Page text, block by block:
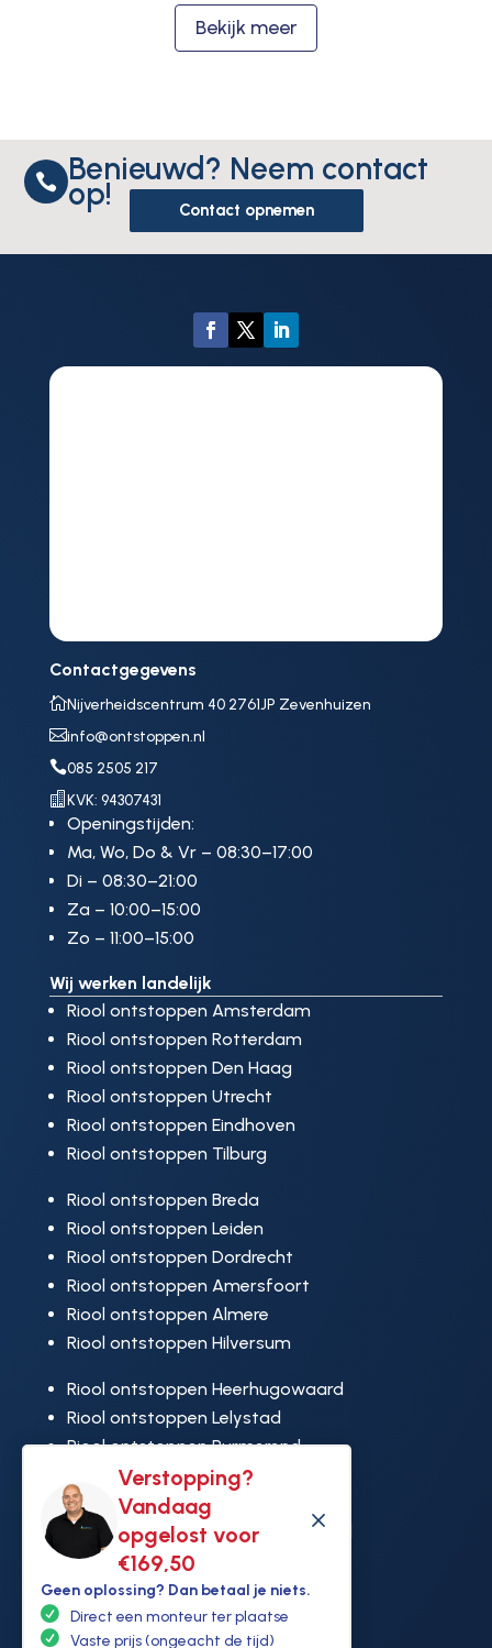
Bekijk meer
 Benieuwd? Neem contact
op! Contact opnemen
Verstopping?
Vandaag
opgelost voor
€169,50
M
Geen oplossing? Dan betaal je niets.
Direct een monteur ter plaatse
Vaste prijs (ongeacht de tijd)
Contactgegevens
Nijverheidscentrum 40 2761JP Zevenhuizen
info@ontstoppen.nl
085 2505 217
 KVK: 94307431
Openingstijden:
Ma, Wo, Do & Vr – 08:30–17:00
Di – 08:30–21:00
Za – 10:00–15:00
Zo – 11:00–15:00
Wij werken landelijk
Riool ontstoppen Amsterdam
Riool ontstoppen Rotterdam
Riool ontstoppen Den Haag
Riool ontstoppen Utrecht
Riool ontstoppen Eindhoven
Riool ontstoppen Tilburg
Riool ontstoppen Breda
Riool ontstoppen Leiden
Riool ontstoppen Dordrecht
Riool ontstoppen Amersfoort
Riool ontstoppen Almere
Riool ontstoppen Hilversum
Riool ontstoppen Heerhugowaard
Riool ontstoppen Lelystad
Riool ontstoppen Purmerend
Riool ontstoppen Ridderkerk
Riool ontstoppen Rijswijk
Riool ontstoppen Hoek van Holland